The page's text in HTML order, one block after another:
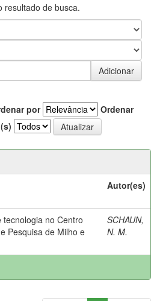
resultado de busca.
por
Ordenar
Autor(es)
tecnologia no Centro
Pesquisa de Milho e
SCHAUN,
N. M.